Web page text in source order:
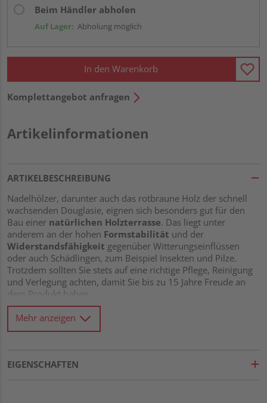
Beim Händler abholen
Auf Lager: Abholung möglich
In den Warenkorb
Komplettangebot anfragen
Artikelinformationen
ARTIKELBESCHREIBUNG
Nadelhölzer, darunter auch das rotbraune Holz der schnell
wachsenden Douglasie, eignen sich besonders gut für den
Bau einer natürlichen Holzterrasse. Das liegt unter
anderem an der hohen Formstabilität und der
Widerstandsfähigkeit gegenüber Witterungseinflüssen
oder auch Schädlingen, zum Beispiel Insekten und Pilze.
Trotzdem sollten Sie stets auf eine richtige Pflege, Reinigung
und Verlegung achten, damit Sie bis zu 15 Jahre Freude an
dem Produkt haben.
In jedem Fall entsteht durch Sonnenlicht ohne regelmäßige
Behandlung der Oberfläche eine silbergraue Schicht namens
Patina. Schauen Sie sich am besten vorab Muster an, damit
oder Sie lieber die typische rotbraune Färbung der Douglasie
erhalten möchten.
Dann ist eine Behandlung unmittelbar
Mehr anzeigen
EIGENSCHAFTEN